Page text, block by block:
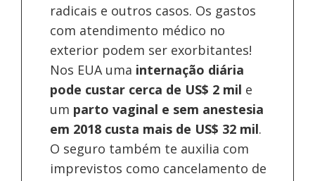
radicais e outros casos. Os gastos
com atendimento médico no
exterior podem ser exorbitantes!
Nos EUA uma internação diária
pode custar cerca de US$ 2 mil e
um parto vaginal e sem anestesia
em 2018 custa mais de US$ 32 mil.
O seguro também te auxilia com
imprevistos como cancelamento de